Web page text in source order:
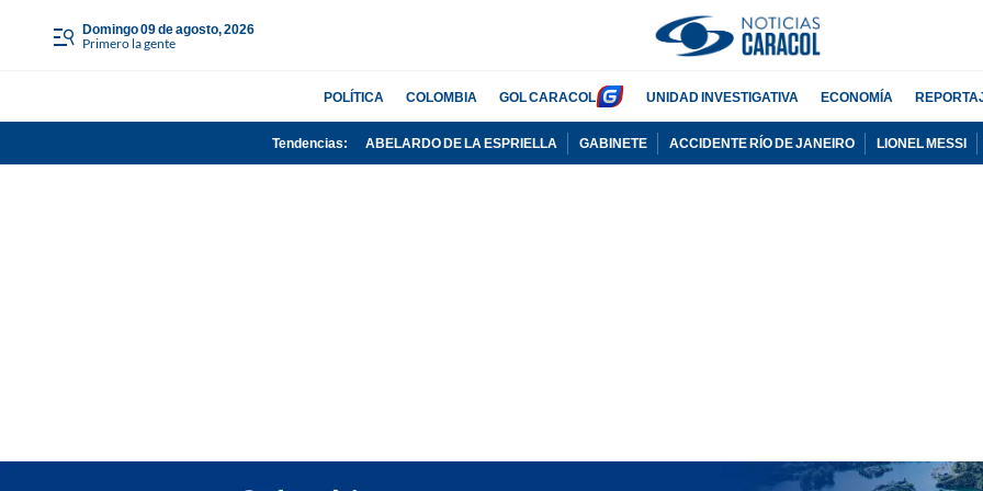
domingo 09 de agosto, 2026
Primero la gente
POLÍTICA COLOMBIA GOL CARACOL UNIDAD INVESTIGATIVA ECONOMÍA
Tendencias: ABELARDO DE LA ESPRIELLA GABINETE ACCIDENTE RÍO DE JANEIRO LIONEL MESSI